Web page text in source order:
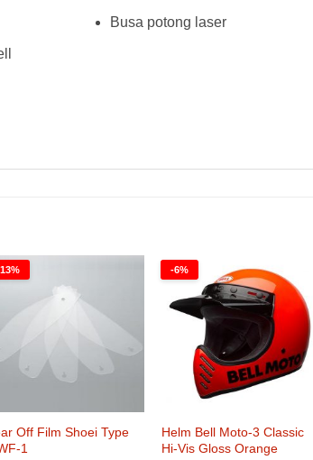
Busa potong laser
Off Film Shoei Type
1
-6%
Helm Bell Moto-3 Classic
Hi-Vis Gloss Orange